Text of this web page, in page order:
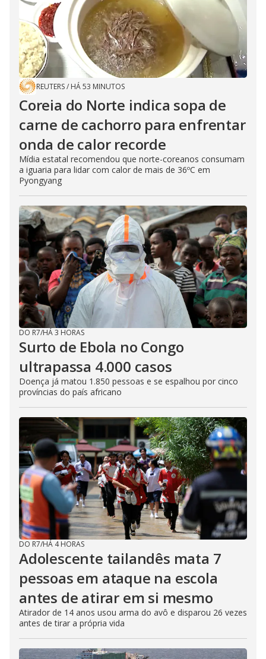
REUTERS/ HÁ 53 MINUTOS
Coreia do Norte indica sopa de
carne de cachorro para enfrentar
onda de calor recorde
Mídia estatal recomendou que norte-coreanos consumam
a iguaria para lidar com calor de mais de 36ºC em
Pyongyang
DO R7/HÁ 3 HORAS
Surto de Ebola no Congo
ultrapassa 4.000 casos
Doença já matou 1.850 pessoas e se espalhou por cinco
províncias do país africano
DO R7/HÁ 4 HORAS
Adolescente tailandês mata 7
pessoas em ataque na escola
antes de atirar em si mesmo
Atirador de 14 anos usou arma do avô e disparou 26 vezes
antes de tirar a própria vida